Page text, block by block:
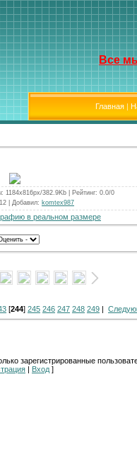
Все
Главная|
: 1184x816px/382.9Kb | Рейтинг: 0.0/0
| Добавил: komtex987
в реальном размере
[244] 245 246 247 248 249 |
зарегистрированные
Вход ]